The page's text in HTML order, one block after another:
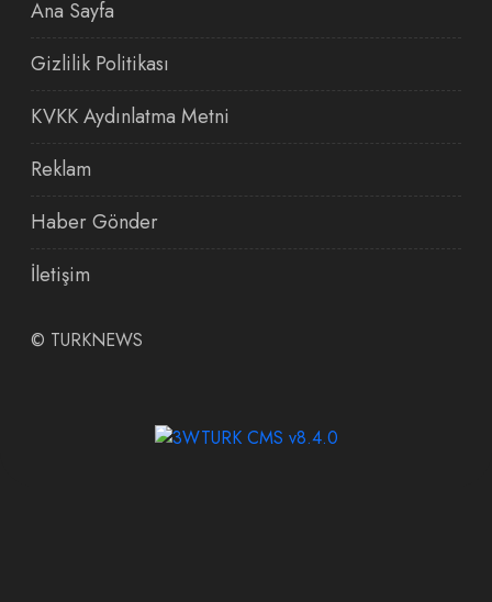
Ana Sayfa
Gizlilik Politikası
KVKK Aydınlatma Metni
Reklam
Haber Gönder
İletişim
© TURKNEWS